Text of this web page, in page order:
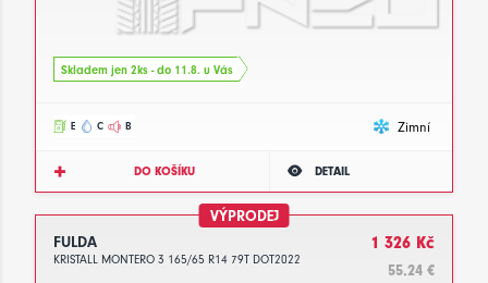
Skladem jen 2ks - do 11.8. u Vás
E C B Zimní
DO KOŠÍKU DETAIL
VÝPRODEJ
FULDA
KRISTALL MONTERO 3 165/65 R14 79T DOT2022
1 326 Kč
55.24 €